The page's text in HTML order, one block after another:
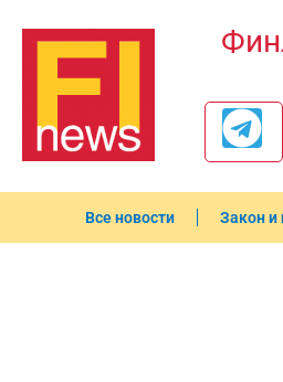
Все новости Закон и